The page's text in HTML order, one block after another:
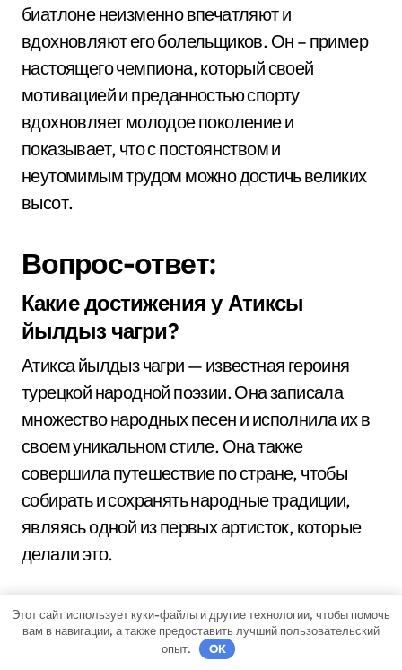
биатлоне неизменно впечатляют и
вдохновляют его болельщиков. Он – пример
настоящего чемпиона, который своей
мотивацией и преданностью спорту
вдохновляет молодое поколение и
показывает, что с постоянством и
неутомимым трудом можно достичь великих
высот.
Вопрос-ответ:
Какие достижения у Атиксы
йылдыз чагри?
Атикса йылдыз чагри — известная героиня
турецкой народной поэзии. Она записала
множество народных песен и исполнила их в
своем уникальном стиле. Она также
совершила путешествие по стране, чтобы
собирать и сохранять народные традиции,
являясь одной из первых артисток, которые
делали это.
Какая биография у Атиксы
йылдыз чагри?
Этот сайт использует куки-файлы и другие технологии, чтобы помочь
вам в навигации, а также предоставить лучший пользовательский
опыт.
OK